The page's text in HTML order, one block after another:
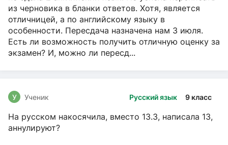
из черновика в бланки ответов. Хотя, является
отличницей, а по английскому языку в
особенности. Пересдача назначена нам 3 июля.
Есть ли возможность получить отличную оценку за
экзамен? И, можно ли пересд...
Русский язык 9 класс
У Ученик
На русском накосячила, вместо 13.3, написала 13,
аннулируют?